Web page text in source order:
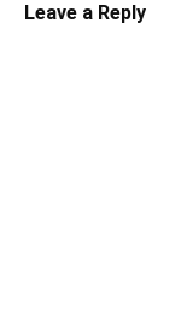
Leave a Reply